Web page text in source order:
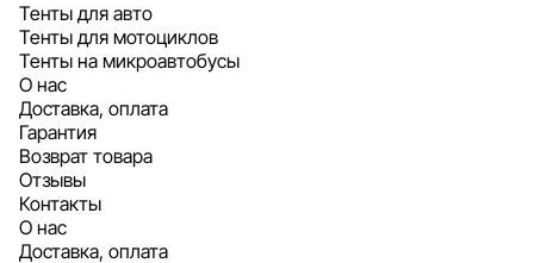
Тенты для авто
Тенты для мотоциклов
Тенты на микроавтобусы
О нас
Доставка, оплата
Гарантия
Возврат товара
Отзывы
Контакты
О нас
Доставка, оплата